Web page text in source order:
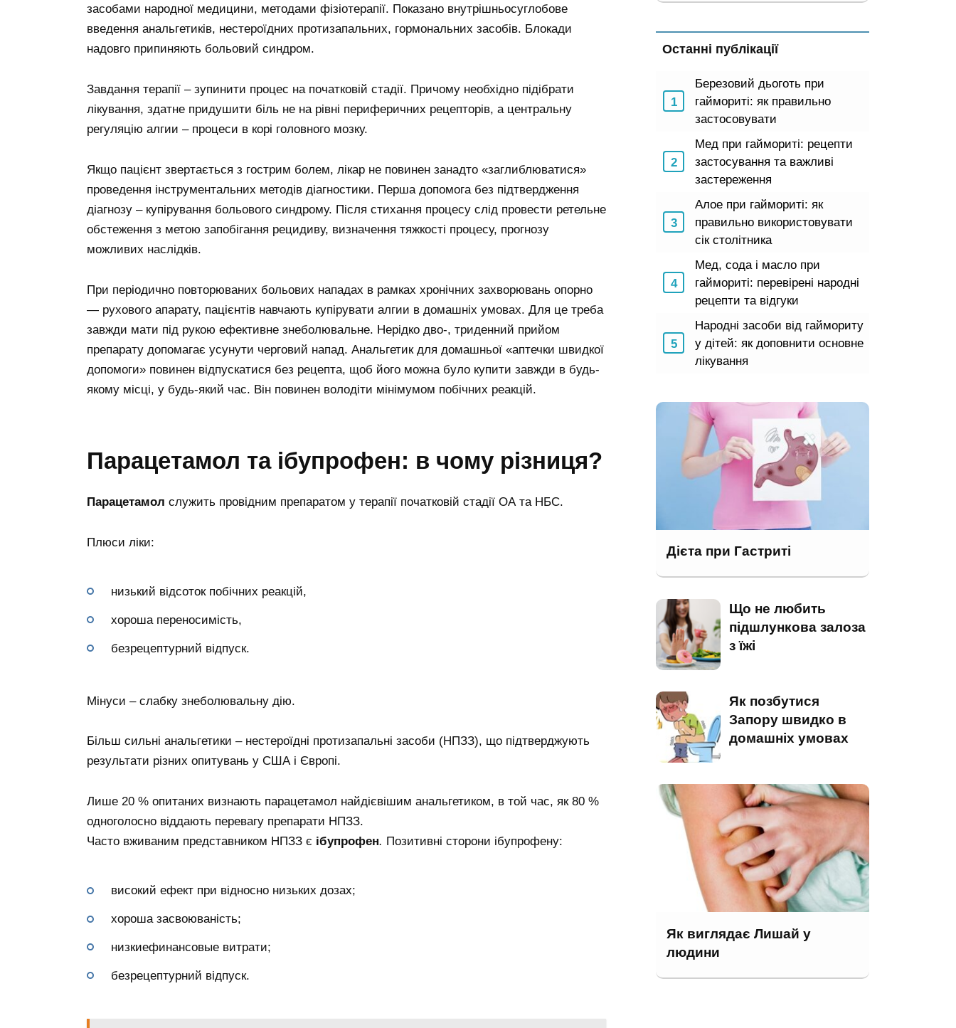
засобами народної медицини, методами фізіотерапії. Показано внутрішньосуглобове
введення анальгетиків, нестероїдних протизапальних, гормональних засобів. Блокади
надовго припиняють больовий синдром.
Завдання терапії – зупинити процес на початковій стадії. Причому необхідно підібрати
лікування, здатне придушити біль не на рівні периферичних рецепторів, а центральну
регуляцію алгии – процеси в корі головного мозку.
Якщо пацієнт звертається з гострим болем, лікар не повинен занадто «заглиблюватися»
проведення інструментальних методів діагностики. Перша допомога без підтвердження
діагнозу – купірування больового синдрому. Після стихання процесу слід провести ретельне
обстеження з метою запобігання рецидиву, визначення тяжкості процесу, прогнозу
можливих наслідків.
При періодично повторюваних больових нападах в рамках хронічних захворювань опорно
— рухового апарату, пацієнтів навчають купірувати алгии в домашніх умовах. Для це треба
завжди мати під рукою ефективне знеболювальне. Нерідко дво-, триденний прийом
препарату допомагає усунути черговий напад. Анальгетик для домашньої «аптечки швидкої
допомоги» повинен відпускатися без рецепта, щоб його можна було купити завжди в будь-
якому місці, у будь-який час. Він повинен володіти мінімумом побічних реакцій.
Парацетамол та ібупрофен: в чому різниця?
Парацетамол служить провідним препаратом у терапії початковій стадії ОА та НБС.
Плюси ліки:
низький відсоток побічних реакцій,
хороша переносимість,
безрецептурний відпуск.
Мінуси – слабку знеболювальну дію.
Більш сильні анальгетики – нестероїдні протизапальні засоби (НПЗЗ), що підтверджують
результати різних опитувань у США і Європі.
Лише 20 % опитаних визнають парацетамол найдієвішим анальгетиком, в той час, як 80 %
одноголосно віддають перевагу препарати НПЗЗ.
Часто вживаним представником НПЗЗ є ібупрофен. Позитивні сторони ібупрофену:
високий ефект при відносно низьких дозах;
хороша засвоюваність;
низкиефинансовые витрати;
безрецептурний відпуск.
Останні публікації
Березовий дьоготь при
гаймориті: як правильно
застосовувати
Мед при гаймориті: рецепти
застосування та важливі
застереження
Алое при гаймориті: як
правильно використовувати
сік столітника
Мед, сода і масло при
гаймориті: перевірені народні
рецепти та відгуки
Народні засоби від гаймориту
у дітей: як доповнити основне
лікування
Дієта при Гастриті
Що не любить
підшлункова залоза
з їжі
Як позбутися
Запору швидко в
домашніх умовах
Як виглядає Лишай у
людини